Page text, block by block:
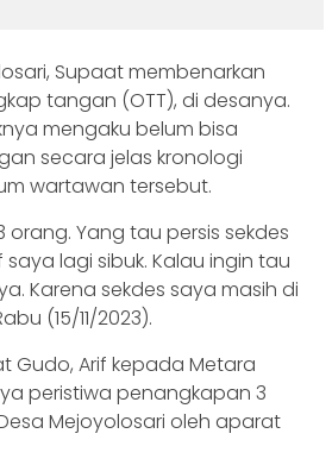
Supaat membenarkan
tangan (OTT), di desanya.
mengaku belum bisa
secara jelas kronologi
wartawan tersebut.
Yang tau persis sekdes
lagi sibuk. Kalau ingin tau
Karena sekdes saya masih di
(15/11/2023).
Gudo, Arif kepada Metara
peristiwa penangkapan 3
Mejoyolosari oleh aparat